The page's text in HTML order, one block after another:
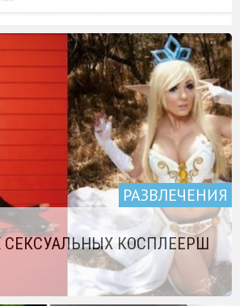
РАЗВЛЕЧЕНИЯ
СЕКСУАЛЬНЫХ КОСПЛЕЕРШ